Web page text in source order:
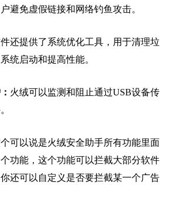
避免虚假链接和网络钓鱼攻击。
还提供了系统优化工具，用于清理垃
统启动和提高性能。
火绒可以监测和阻止通过USB设备传
可以说是火绒安全助手所有功能里面
功能，这个功能可以拦截大部分软件
还可以自定义是否要拦截某一个广告